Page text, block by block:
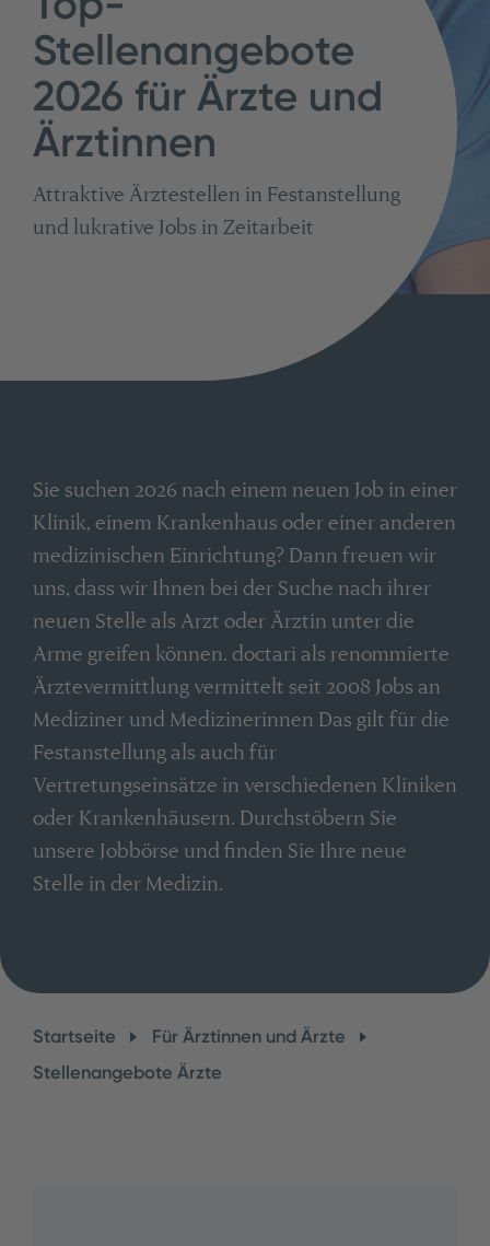
Stellenangebote
2026 für Ärzte und
Ärztinnen
Attraktive Ärztestellen in Festanstellung
und lukrative Jobs in Zeitarbeit
Sie suchen 2026 nach einem neuen Job in einer
Klinik, einem Krankenhaus oder einer anderen
medizinischen Einrichtung? Dann freuen wir
uns, dass wir Ihnen bei der Suche nach ihrer
neuen Stelle als Arzt oder Ärztin unter die
Arme greifen können. doctari als renommierte
Ärztevermittlung vermittelt seit 2008 Jobs an
Mediziner und Medizinerinnen Das gilt für die
Festanstellung als auch für
Vertretungseinsätze in verschiedenen Kliniken
oder Krankenhäusern. Durchstöbern Sie
unsere Jobbörse und finden Sie Ihre neue
Stelle in der Medizin.
Startseite
Für Ärztinnen und Ärzte
Stellenangebote Ärzte